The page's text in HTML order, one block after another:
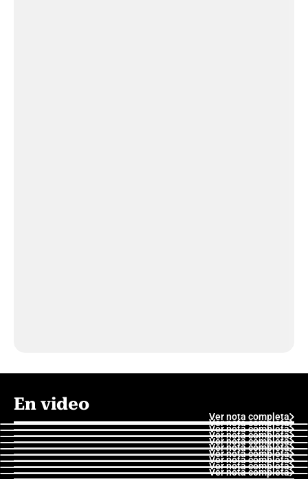
En video
Ver nota completa
Ver nota completa
Ver nota completa
Ver nota completa
Ver nota completa
Ver nota completa
Ver nota completa
Ver nota completa
Ver nota completa
Ver nota completa